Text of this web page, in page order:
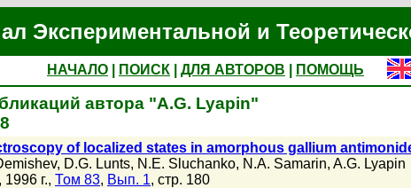
Экспериментальной и
НАЧАЛО ПОИСК ДЛЯ АВТОРОВ
ПОМОЩЬ
автора "A.G. Lyapin"
of localized states in amorphous gallium
, D.G. Lunts, N.E. Sluchanko, N.A. Samarin, A.G. Lyapin
1996 г., Том 83, Вып. 1, стр. 180